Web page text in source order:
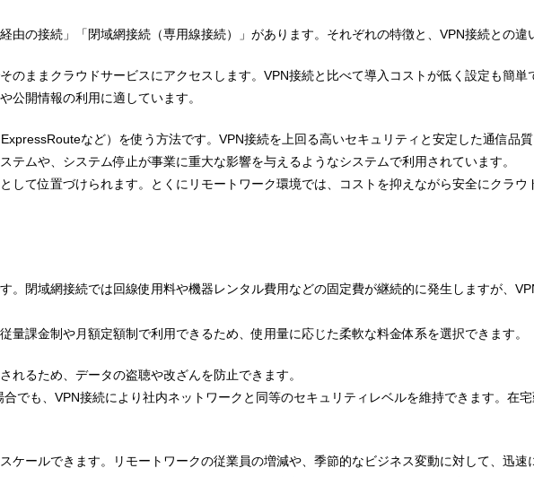
の接続」「閉域網接続（専用線接続）」があります。それぞれの特徴と、VPN接続との違
のままクラウドサービスにアクセスします。VPN接続と比べて導入コストが低く設定も簡
公開情報の利用に適しています。
など）を使う方法です。VPN接続を上回る高いセキュリティと安定した通信品
ムや、システム停止が事業に重大な影響を与えるようなシステムで利用されています。
して位置づけられます。とくにリモートワーク環境では、コストを抑えながら安全にクラウ
。閉域網接続では回線使用料や機器レンタル費用などの固定費が継続的に発生しますが、
課金制や月額定額制で利用できるため、使用量に応じた柔軟な料金体系を選択できます。
るため、データの盗聴や改ざんを防止できます。
でも、VPN接続により社内ネットワークと同等のセキュリティレベルを維持できます。在
ケールできます。リモートワークの従業員の増減や、季節的なビジネス変動に対して、迅